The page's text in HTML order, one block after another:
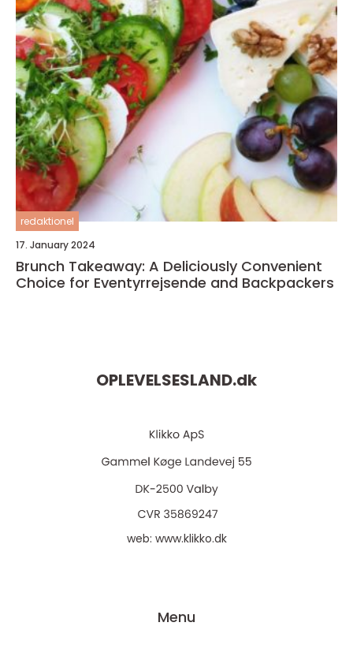
redaktionel
17. January 2024
Brunch Takeaway: A Deliciously Convenient
Choice for Eventyrrejsende and Backpackers
OPLEVELSESLAND.dk
web: www.klikko.dk
Menu